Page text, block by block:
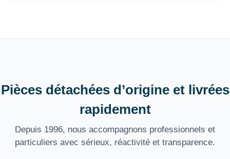
Pièces détachées d’origine et livrées
rapidement
Depuis 1996, nous accompagnons professionnels et
particuliers avec sérieux, réactivité et transparence.